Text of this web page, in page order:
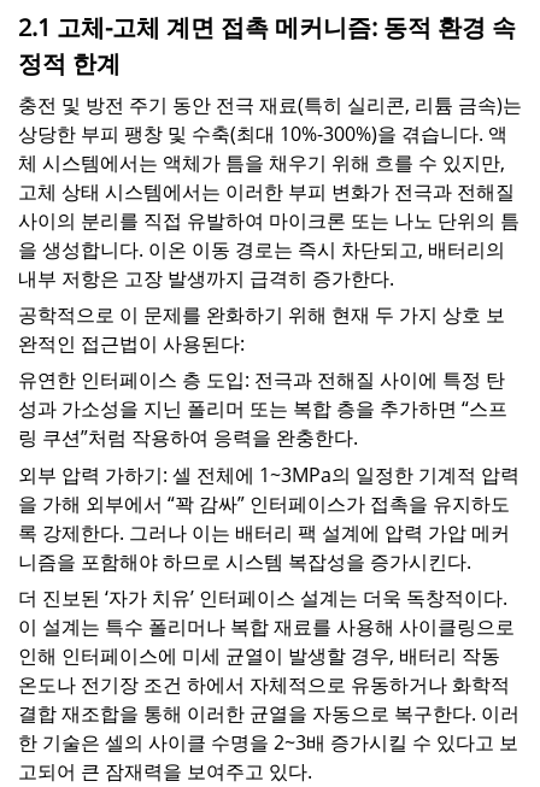
2.1 고체-고체 계면 접촉 메커니즘: 동적 환경 속
정적 한계
충전 및 방전 주기 동안 전극 재료(특히 실리콘, 리튬 금속)는
상당한 부피 팽창 및 수축(최대 10%-300%)을 겪습니다. 액
체 시스템에서는 액체가 틈을 채우기 위해 흐를 수 있지만,
고체 상태 시스템에서는 이러한 부피 변화가 전극과 전해질
사이의 분리를 직접 유발하여 마이크론 또는 나노 단위의 틈
을 생성합니다. 이온 이동 경로는 즉시 차단되고, 배터리의
내부 저항은 고장 발생까지 급격히 증가한다.
공학적으로 이 문제를 완화하기 위해 현재 두 가지 상호 보
완적인 접근법이 사용된다:
유연한 인터페이스 층 도입: 전극과 전해질 사이에 특정 탄
성과 가소성을 지닌 폴리머 또는 복합 층을 추가하면 “스프
링 쿠션”처럼 작용하여 응력을 완충한다.
외부 압력 가하기: 셀 전체에 1~3MPa의 일정한 기계적 압력
을 가해 외부에서 “꽉 감싸” 인터페이스가 접촉을 유지하도
록 강제한다. 그러나 이는 배터리 팩 설계에 압력 가압 메커
니즘을 포함해야 하므로 시스템 복잡성을 증가시킨다.
더 진보된 ‘자가 치유’ 인터페이스 설계는 더욱 독창적이다.
이 설계는 특수 폴리머나 복합 재료를 사용해 사이클링으로
인해 인터페이스에 미세 균열이 발생할 경우, 배터리 작동
온도나 전기장 조건 하에서 자체적으로 유동하거나 화학적
결합 재조합을 통해 이러한 균열을 자동으로 복구한다. 이러
한 기술은 셀의 사이클 수명을 2~3배 증가시킬 수 있다고 보
고되어 큰 잠재력을 보여주고 있다.